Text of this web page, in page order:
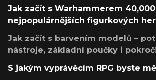
Jak začít s Warhammerem
nejpopulárnějších figurkových
Jak začít s barvením modelů –
nástroje, základní poučky i
S jakým vyprávěcím RPG byste